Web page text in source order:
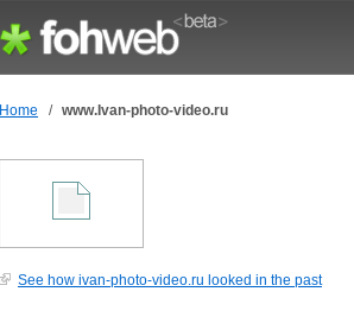
Home / www.Ivan-photo-video.ru
See how ivan-photo-video.ru looked in the past